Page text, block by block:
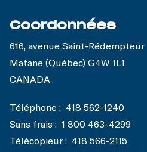
Coordonnées
616, avenue Saint-Rédempteur
Matane (Québec) G4W 1L1
CANADA
Téléphone : 418 562-1240
Sans frais : 1 800 463-4299
Télécopieur : 418 566-2115